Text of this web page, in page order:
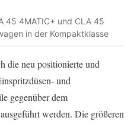
45 4MATIC+ und CLA 45
in der Kompaktklasse
die neu positionierte und
und
gegenüber dem
werden. Die größeren